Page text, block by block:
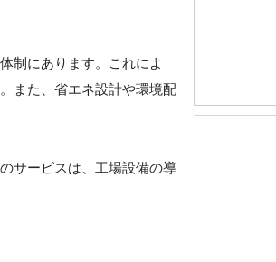
制にあります。これによ
また、省エネ設計や環境配
サービスは、工場設備の導